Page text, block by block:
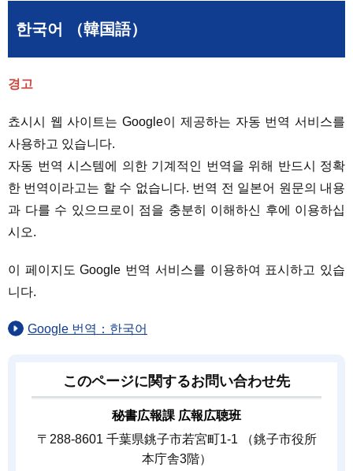
한국어 （韓国語）
경고
쵸시시 웹 사이트는 Google이 제공하는 자동 번역 서비스를
사용하고 있습니다.
자동 번역 시스템에 의한 기계적인 번역을 위해 반드시 정확
한 번역이라고는 할 수 없습니다. 번역 전 일본어 원문의 내용
과 다를 수 있으므로이 점을 충분히 이해하신 후에 이용하십
시오.
이 페이지도 Google 번역 서비스를 이용하여 표시하고 있습
니다.
Google 번역：한국어
このページに関するお問い合わせ先
秘書広報課 広報広聴班
〒288-8601 千葉県銚子市若宮町1-1 （銚子市役所
本庁舎3階）